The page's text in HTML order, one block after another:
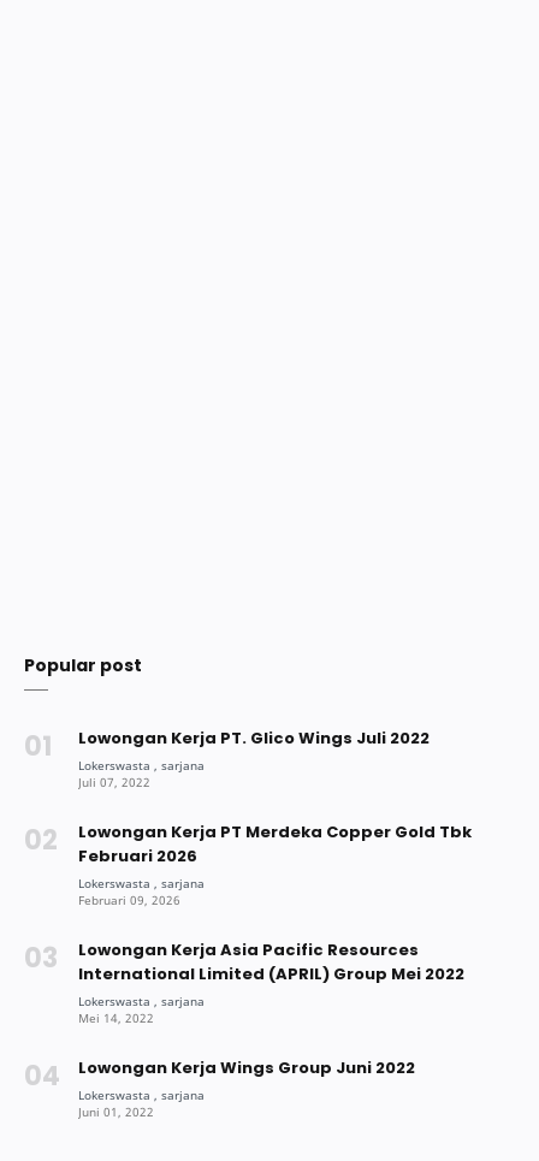
Popular post
Lowongan Kerja PT. Glico Wings Juli 2022
Lowongan Kerja PT Merdeka Copper Gold Tbk
Februari 2026
Lowongan Kerja Asia Pacific Resources
International Limited (APRIL) Group Mei 2022
Lowongan Kerja Wings Group Juni 2022